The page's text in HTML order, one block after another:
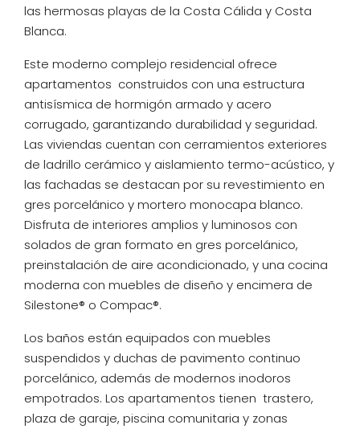
las hermosas playas de la Costa Cálida y Costa
Blanca.
Este moderno complejo residencial ofrece
apartamentos construidos con una estructura
antisísmica de hormigón armado y acero
corrugado, garantizando durabilidad y seguridad.
Las viviendas cuentan con cerramientos exteriores
de ladrillo cerámico y aislamiento termo-acústico, y
las fachadas se destacan por su revestimiento en
gres porcelánico y mortero monocapa blanco.
Disfruta de interiores amplios y luminosos con
solados de gran formato en gres porcelánico,
preinstalación de aire acondicionado, y una cocina
moderna con muebles de diseño y encimera de
Silestone® o Compac®.
Los baños están equipados con muebles
suspendidos y duchas de pavimento continuo
porcelánico, además de modernos inodoros
empotrados. Los apartamentos tienen trastero,
plaza de garaje, piscina comunitaria y zonas